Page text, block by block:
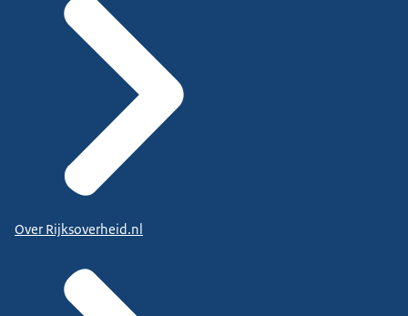
Over Rijksoverheid.nl